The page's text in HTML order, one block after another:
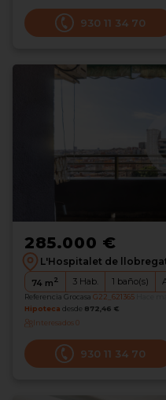
930 11 34 70
285.000 €
L'Hospitalet de
74 m2 3 Hab. 1 baño(s)
Referencia Grocasa G22_621365
Hipoteca desde 872,46 €
Interesados0
930 11 34 70